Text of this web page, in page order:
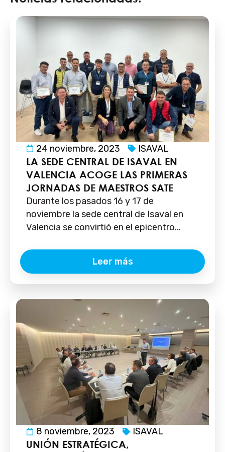
24 noviembre, 2023 ISAVAL
LA SEDE CENTRAL DE ISAVAL EN
VALENCIA ACOGE LAS PRIMERAS
JORNADAS DE MAESTROS SATE
Durante los pasados 16 y 17 de
noviembre la sede central de Isaval en
Valencia se convirtió en el epicentro...
Leer más
8 noviembre, 2023 ISAVAL
UNIÓN ESTRATÉGICA,